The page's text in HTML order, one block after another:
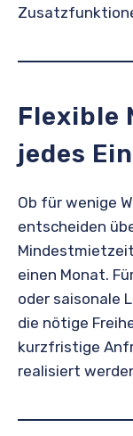
Flexible
jedes
Ob für wenige
entscheiden
einen Monat.
oder saisonale
die nötige
kurzfristige
realisiert